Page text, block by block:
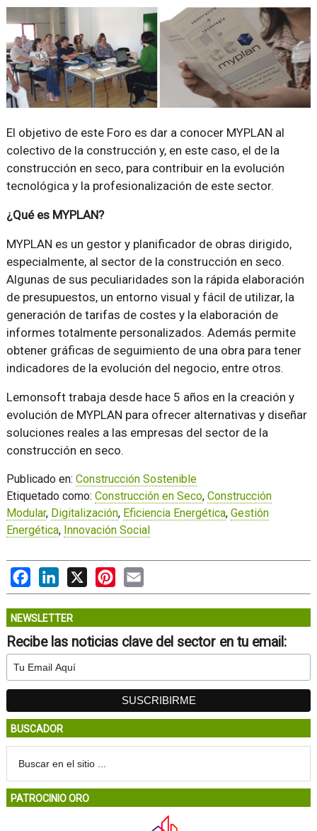
El objetivo de este Foro es dar a conocer MYPLAN al
colectivo de la construcción y, en este caso, el de la
construcción en seco, para contribuir en la evolución
tecnológica y la profesionalización de este sector.
¿Qué es MYPLAN?
MYPLAN es un gestor y planificador de obras dirigido,
especialmente, al sector de la construcción en seco.
Algunas de sus peculiaridades son la rápida elaboración
de presupuestos, un entorno visual y fácil de utilizar, la
generación de tarifas de costes y la elaboración de
informes totalmente personalizados. Además permite
obtener gráficas de seguimiento de una obra para tener
indicadores de la evolución del negocio, entre otros.
Lemonsoft trabaja desde hace 5 años en la creación y
evolución de MYPLAN para ofrecer alternativas y diseñar
soluciones reales a las empresas del sector de la
construcción en seco.
Publicado en: Construcción Sostenible
Etiquetado como: Construcción en Seco, Construcción
Modular, Digitalización, Eficiencia Energética, Gestión
Energética, Innovación Social
FacebookLinkedIn Pinterest
NEWSLETTER
Recibe las noticias clave del sector en tu email:
BUSCADOR
PATROCINIO ORO